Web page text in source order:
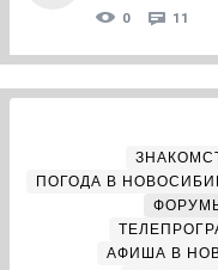
0 11
ПОГОДА В
АФИША В